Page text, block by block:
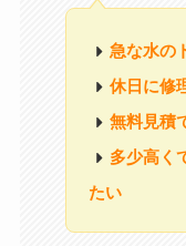
急な水の
休日に修
無料見積
多少高く
たい